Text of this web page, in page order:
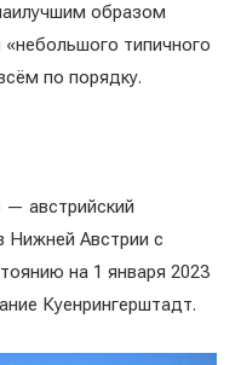
образом
типичного
по порядку.
— австрийский
Нижней Австрии с
на 1 января 2023
Куенрингерштадт.